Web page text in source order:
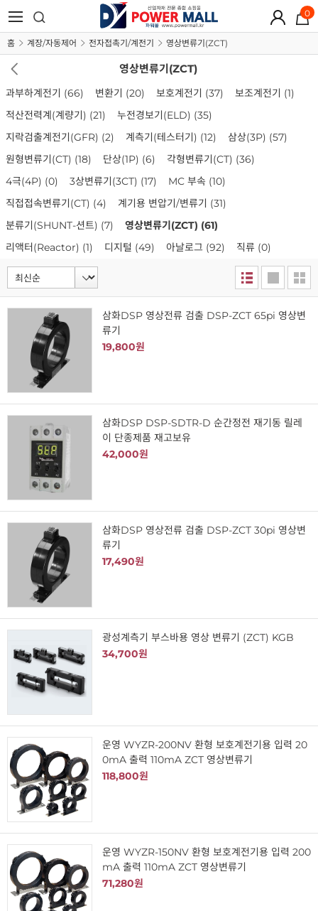
0
홈 계장/자동제어 전자접촉기/계전기 영상변류기(ZCT)
영상변류기(ZCT)
과부하계전기 (66) 변환기 (20) 보호계전기 (37) 보조계전기 (1)
적산전력계(계량기) (21) 누전경보기(ELD) (35)
지락검출계전기(GFR) (2) 계측기(테스터기) (12) 삼상(3P) (57)
원형변류기(CT) (18) 단상(1P) (6) 각형변류기(CT) (36)
4극(4P) (0) 3상변류기(3CT) (17) MC 부속 (10)
직접접속변류기(CT) (4) 계기용 변압기/변류기 (31)
분류기(SHUNT-션트) (7) 영상변류기(ZCT) (61)
리액터(Reactor) (1) 디지털 (49) 아날로그 (92) 직류 (0)
삼화DSP 영상전류 검출 DSP-ZCT 65pi 영상변
류기
19,800원
삼화DSP DSP-SDTR-D 순간정전 재기동 릴레
이 단종제품 재고보유
42,000원
삼화DSP 영상전류 검출 DSP-ZCT 30pi 영상변
류기
17,490원
광성계측기 부스바용 영상 변류기 (ZCT) KGB
34,700원
운영 WYZR-200NV 환형 보호계전기용 입력 20
0mA 출력 110mA ZCT 영상변류기
118,800원
운영 WYZR-150NV 환형 보호계전기용 입력 200
mA 출력 110mA ZCT 영상변류기
71,280원